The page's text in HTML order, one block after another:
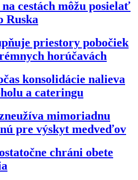
cestách môžu posielať
Ruska
priestory pobočiek
horúčavách
konsolidácie nalieva
a cateringu
mimoriadnu
pre výskyt medveďov
chráni obete